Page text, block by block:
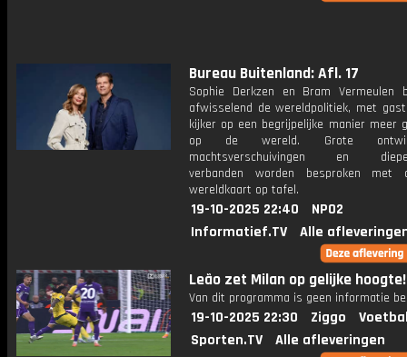
Bureau Buitenland: Afl. 17
Sophie Derkzen en Bram Vermeulen
afwisselend de wereldpolitiek, met
kijker op een begrijpelijke manier meer
op de wereld. Grote
machtsverschuivingen en
verbanden worden besproken met
wereldkaart op tafel.
19-10-2025 22:40
NPO2
Informatief.TV
Alle
Leão zet Milan op gelijke hoogte!
Van dit programma is geen informatie
19-10-2025 22:30 Ziggo
Sporten.TV
Alle afleveringen